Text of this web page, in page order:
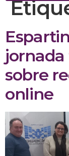
sobre
online